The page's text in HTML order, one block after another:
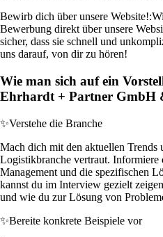
Bewirb dich über unsere Website!:
Bewerbung direkt über unsere
sicher, dass sie schnell und
uns darauf, von dir zu hören!
Wie man sich auf ein
Ehrhardt + Partner GmbH
✨Verstehe die Branche
Mach dich mit den aktuellen Trends
Logistikbranche vertraut. Informiere
Management und die spezifischen
kannst du im Interview gezielt
und wie du zur Lösung von
✨Bereite konkrete Beispiele vor